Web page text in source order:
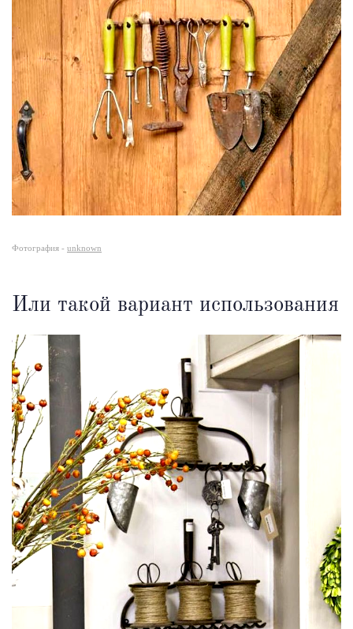
Фотография - unknown
Или такой вариант использования